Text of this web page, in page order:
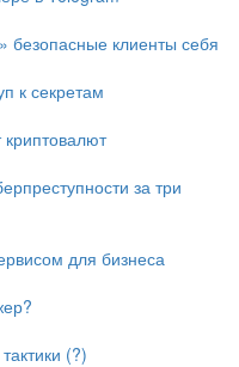
безопасные клиенты себя
к секретам
криптовалют
за три
для бизнеса
(?)